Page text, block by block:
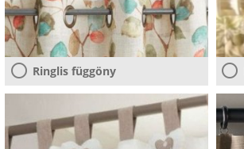
Ringlis függöny